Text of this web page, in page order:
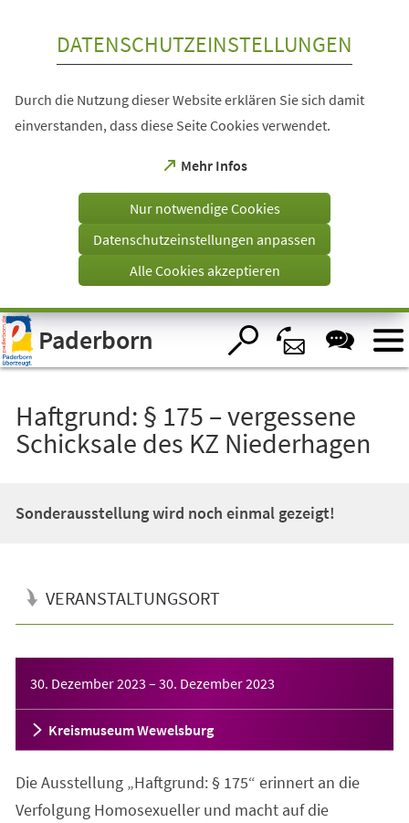
Visuelle
Assistenzsoftware
öffnen.
DATENSCHUTZEINSTELLUNGEN
Durch die Nutzung dieser Website erklären Sie sich damit
einverstanden, dass diese Seite Cookies verwendet.
Mehr Infos
(Öffnet
einem
Tab)
Nur notwendige Cookies
Datenschutzeinstellungen anpassen
Alle Cookies akzeptieren
Paderborn
Haftgrund: § 175 – vergessene
Schicksale des KZ Niederhagen
Sonderausstellung wird noch einmal gezeigt!
VERANSTALTUNGSORT
30. Dezember 2023 – 30. Dezember 2023
Kreismuseum Wewelsburg
Die Ausstellung „Haftgrund: § 175“ erinnert an die
Verfolgung Homosexueller und macht auf die